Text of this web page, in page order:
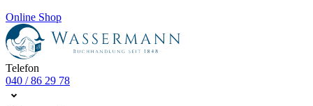
Online Shop
Telefon
040 / 86 29 78